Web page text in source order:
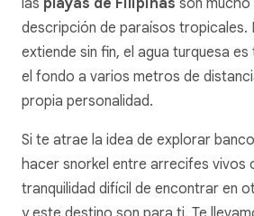
descripción de paraísos tropicales.
extiende sin fin, el agua turquesa
el fondo a varios metros de
propia personalidad.
Si te atrae la idea de explorar
hacer snorkel entre arrecifes vivos
tranquilidad difícil de encontrar en